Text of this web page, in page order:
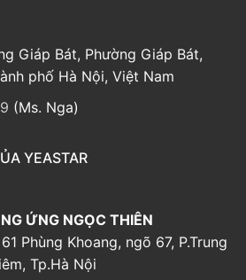
Giáp Bát, Phường Giáp Bát,
phố Hà Nội, Việt Nam
(Ms. Nga)
YEASTAR
ỨNG NGỌC THIÊN
Phùng Khoang, ngõ 67, P.Trung
Tp.Hà Nội